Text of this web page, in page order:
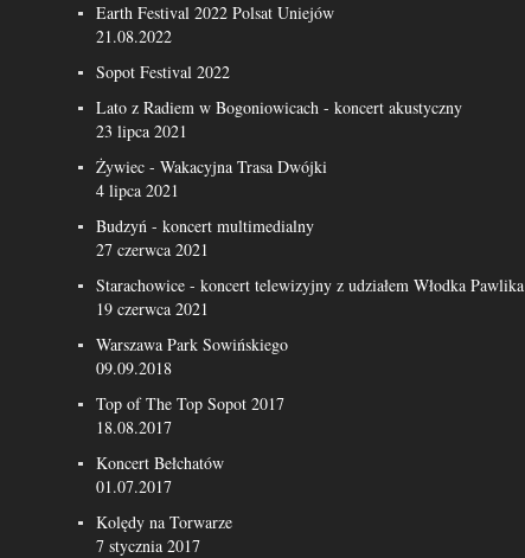
Earth Festival 2022 Polsat Uniejów
21.08.2022
Sopot Festival 2022
Lato z Radiem w Bogoniowicach - koncert akustyczny
23 lipca 2021
Żywiec - Wakacyjna Trasa Dwójki
4 lipca 2021
Budzyń - koncert multimedialny
27 czerwca 2021
Starachowice - koncert telewizyjny z udziałem Włodka Pawlika
19 czerwca 2021
Warszawa Park Sowińskiego
09.09.2018
Top of The Top Sopot 2017
18.08.2017
Koncert Bełchatów
01.07.2017
Kolędy na Torwarze
7 stycznia 2017